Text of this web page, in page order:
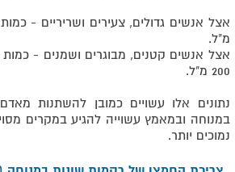
מ"ל.
200 מ"ל.
נתונים אלו עשויים כמובן להשתנות
במנוחה ובמאמץ עשוייה להגיע במקרים
נמוכים יותר.